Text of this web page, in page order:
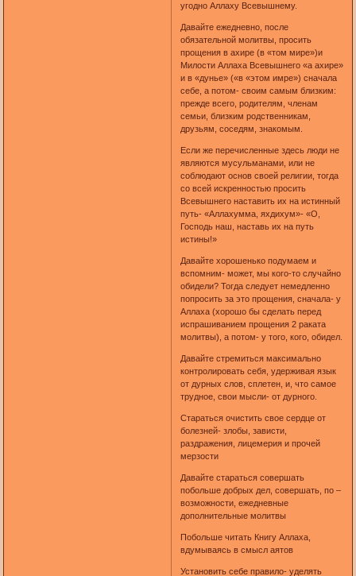
угодно Аллаху Всевышнему.
Давайте ежедневно, после
обязательной молитвы, просить
прощения в ахире (в «том мире»)и
Милости Аллаха Всевышнего «а ахире»
и в «дунье» («в «этом имре») сначала
себе, а потом- своим самым близким:
прежде всего, родителям, членам
семьи, близким родственникам,
друзьям, соседям, знакомым.
Если же перечисленные здесь люди не
являются мусульманами, или не
соблюдают основ своей религии, тогда
со всей искренностью просить
Всевышнего наставить их на истинный
путь- «Аллахумма, яхдихум»- «О,
Господь наш, наставь их на путь
истины!»
Давайте хорошенько подумаем и
вспомним- может, мы кого-то случайно
обидели? Тогда следует немедленно
попросить за это прощения, сначала- у
Аллаха (хорошо бы сделать перед
испрашиванием прощения 2 раката
молитвы), а потом- у того, кого, обидел.
Давайте стремиться максимально
контролировать себя, удерживая язык
от дурных слов, сплетен, и, что самое
трудное, свои мысли- от дурного.
Стараться очистить свое сердце от
болезней- злобы, зависти,
раздражения, лицемерия и прочей
мерзости
Давайте стараться совершать
побольше добрых дел, совершать, по –
возможности, ежедневные
дополнительные молитвы
Побольше читать Книгу Аллаха,
вдумываясь в смысл аятов
Установить себе правило- уделять